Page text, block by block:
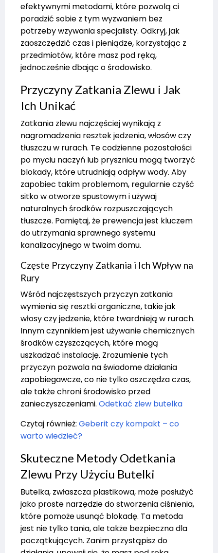
efektywnymi metodami, które pozwolą ci
poradzić sobie z tym wyzwaniem bez
potrzeby wzywania specjalisty. Odkryj, jak
zaoszczędzić czas i pieniądze, korzystając z
przedmiotów, które masz pod ręką,
jednocześnie dbając o środowisko.
Przyczyny Zatkania Zlewu i Jak
Ich Unikać
Zatkania zlewu najczęściej wynikają z
nagromadzenia resztek jedzenia, włosów czy
tłuszczu w rurach. Te codzienne pozostałości
po myciu naczyń lub prysznicu mogą tworzyć
blokady, które utrudniają odpływ wody. Aby
zapobiec takim problemom, regularnie czyść
sitko w otworze spustowym i używaj
naturalnych środków rozpuszczających
tłuszcze. Pamiętaj, że prewencja jest kluczem
do utrzymania sprawnego systemu
kanalizacyjnego w twoim domu.
Częste Przyczyny Zatkania i Ich Wpływ na
Rury
Wśród najczęstszych przyczyn zatkania
wymienia się resztki organiczne, takie jak
włosy czy jedzenie, które twardnieją w rurach.
Innym czynnikiem jest używanie chemicznych
środków czyszczących, które mogą
uszkadzać instalację. Zrozumienie tych
przyczyn pozwala na świadome działania
zapobiegawcze, co nie tylko oszczędza czas,
ale także chroni środowisko przed
zanieczyszczeniami. Odetkać zlew butelka
Czytaj również: Geberit czy kompakt – co
warto wiedzieć?
Skuteczne Metody Odetkania
Zlewu Przy Użyciu Butelki
Butelka, zwłaszcza plastikowa, może posłużyć
jako proste narzędzie do stworzenia ciśnienia,
które pomoże usunąć blokadę. Ta metoda
jest nie tylko tania, ale także bezpieczna dla
początkujących. Zanim przystąpisz do